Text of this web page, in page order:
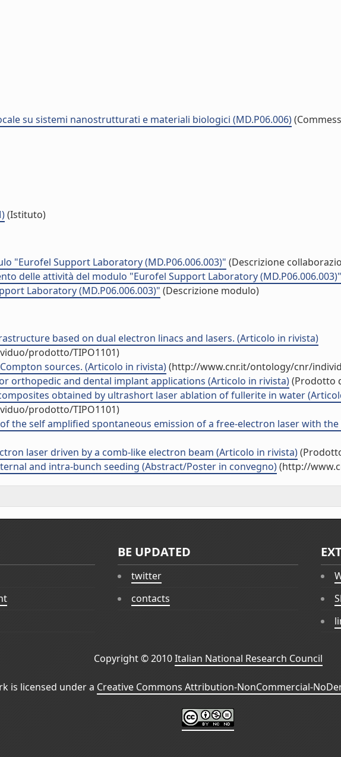
su sistemi nanostrutturati e materiali biologici (MD.P06.006)
(Istituto)
"Eurofel Support Laboratory (MD.P06.006.003)" (Descrizione
delle attività del modulo "Eurofel Support Laboratory (MD.P06.006.003)"
Laboratory (MD.P06.006.003)" (Descrizione modulo)
based on dual electron linacs and lasers. (Articolo in rivista)
prodotto/TIPO1101)
sources. (Articolo in rivista)(http://www.cnr.it/ontology/cnr/
orthopedic and dental implant applications (Articolo in rivista)(Prodotto
obtained by ultrashort laser ablation of fullerite in water
prodotto/TIPO1101)
the self amplified spontaneous emission of a free-electron laser with
laser driven by a comb-like electron beam (Articolo in rivista)
and intra-bunch seeding (Abstract/Poster in convegno)(http://
BE UPDATED
twitter
contacts
Copyright © 2010Italian National Research Council
is licensed under a Creative Commons Attribution-NonCommercial-